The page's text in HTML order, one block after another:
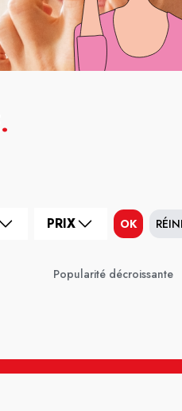
.
PRIX OK